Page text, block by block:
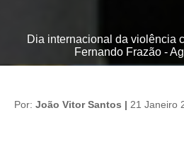
Dia internacional da violência
Fernando Frazão -
Por: João Vitor Santos | 21 Janeiro